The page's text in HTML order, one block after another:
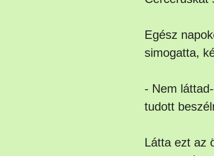
Egész
simogatta,
- Nem
tudott
Látta ezt az